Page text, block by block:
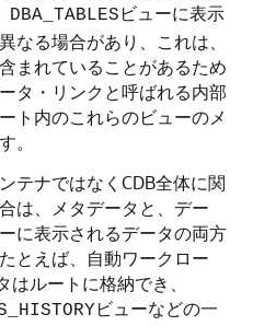
DBA_TABLES ビューに表示
なる場合があり、これは、
まれていることがあるため
タ・リンクと呼ばれる内部
ト内のこれらのビューのメ
。
テナではなくCDB全体に関
は、メタデータと、デー
に表示されるデータの両方
とえば、自動ワークロー
はルートに格納でき、
ビューなどの一